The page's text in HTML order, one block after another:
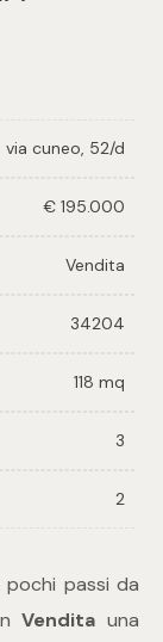
via cuneo, 52/d
€ 195.000
Vendita
34204
118 mq
3
2
pochi passi da
inVendita una